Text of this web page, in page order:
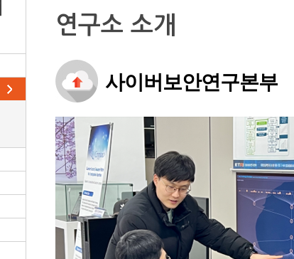
연구소 소개
사이버보안연구본부